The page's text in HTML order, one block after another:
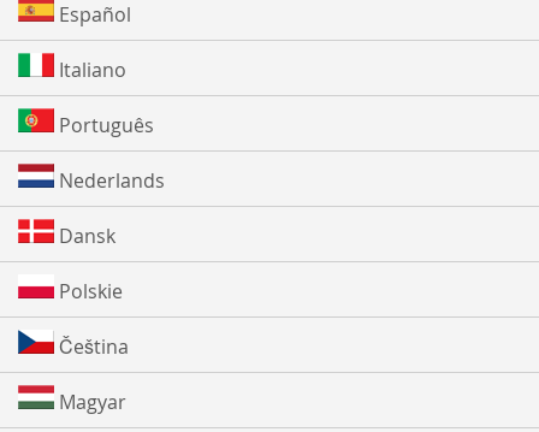
Español
Italiano
Português
Nederlands
Dansk
Polskie
Čeština
Magyar